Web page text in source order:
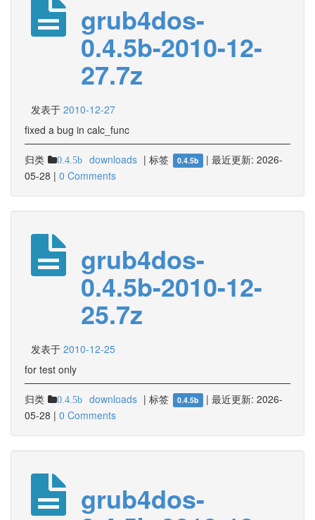
grub4dos-
0.4.5b-2010-12-
27.7z
发表于 2010-12-27
fixed a bug in calc_func
归类 0.4.5b downloads | 标签 0.4.5b | 最近更新: 2026-
05-28 | 0 Comments
grub4dos-
0.4.5b-2010-12-
25.7z
发表于 2010-12-25
for test only
归类 0.4.5b downloads | 标签 0.4.5b | 最近更新: 2026-
05-28 | 0 Comments
grub4dos-